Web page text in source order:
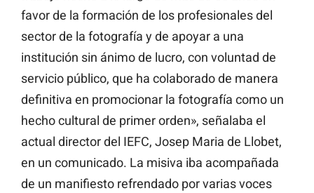
favor de la formación de los profesionales del
sector de la fotografía y de apoyar a una
institución sin ánimo de lucro, con voluntad de
servicio público, que ha colaborado de manera
definitiva en promocionar la fotografía como un
hecho cultural de primer orden», señalaba el
actual director del IEFC, Josep Maria de Llobet,
en un comunicado. La misiva iba acompañada
de un manifiesto refrendado por varias voces